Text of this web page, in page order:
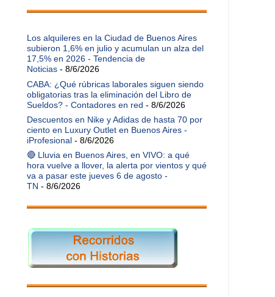
Los alquileres en la Ciudad de Buenos Aires
subieron 1,6% en julio y acumulan un alza del
17,5% en 2026 - Tendencia de
Noticias - 8/6/2026
CABA: ¿Qué rúbricas laborales siguen siendo
obligatorias tras la eliminación del Libro de
Sueldos? - Contadores en red - 8/6/2026
Descuentos en Nike y Adidas de hasta 70 por
ciento en Luxury Outlet en Buenos Aires -
iProfesional - 8/6/2026
🔴 Lluvia en Buenos Aires, en VIVO: a qué
hora vuelve a llover, la alerta por vientos y qué
va a pasar este jueves 6 de agosto -
TN - 8/6/2026